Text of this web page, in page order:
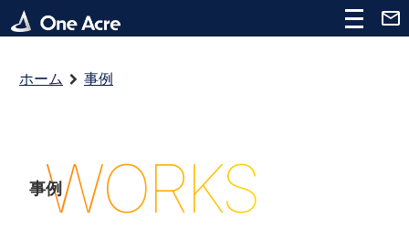
ホーム 事例
事例WORKS